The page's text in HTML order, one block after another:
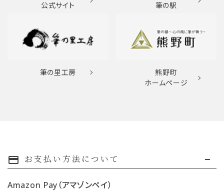
公式サイト
筆の駅
筆の里工房
熊野町
ホームページ
payment お支払い方法について
Amazon Pay（アマゾンペイ）